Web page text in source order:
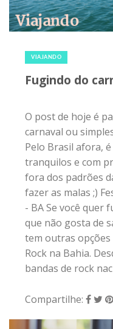
VIAJANDO
Fugindo do
O post de hoje é
carnaval ou
Pelo Brasil afora,
tranquilos e com
fora dos padrões
fazer as malas ;)
- BA Se você quer
que não gosta de
tem outras opções
Rock na Bahia.
bandas de rock
Compartilhe: